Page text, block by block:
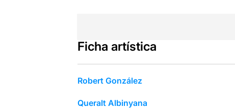
Ficha artística
Robert González
Qu­eralt Albinyana